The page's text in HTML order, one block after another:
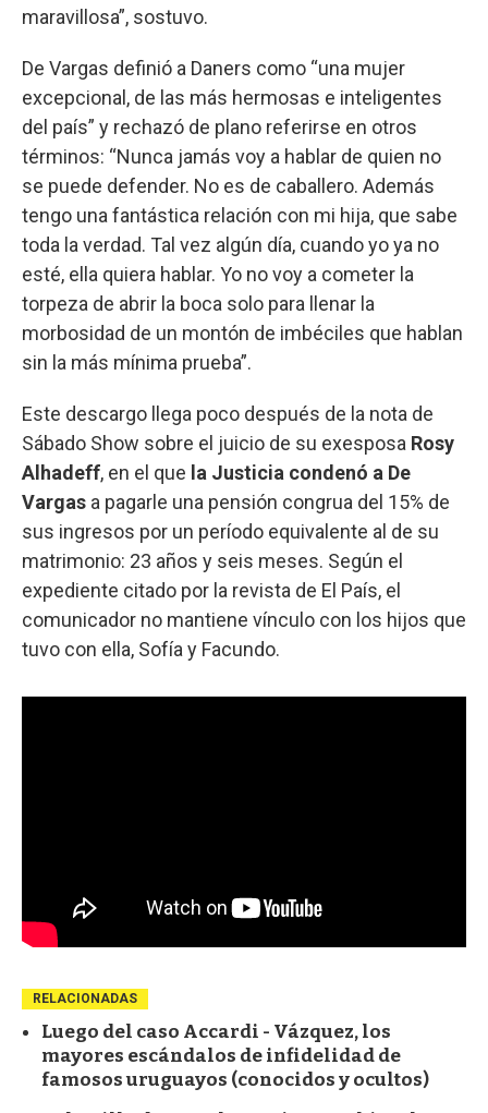
maravillosa”, sostuvo.
De Vargas definió a Daners como “una mujer
excepcional, de las más hermosas e inteligentes
del país” y rechazó de plano referirse en otros
términos: “Nunca jamás voy a hablar de quien no
se puede defender. No es de caballero. Además
tengo una fantástica relación con mi hija, que sabe
toda la verdad. Tal vez algún día, cuando yo ya no
esté, ella quiera hablar. Yo no voy a cometer la
torpeza de abrir la boca solo para llenar la
morbosidad de un montón de imbéciles que hablan
sin la más mínima prueba”.
Este descargo llega poco después de la nota de
Sábado Show sobre el juicio de su exesposa Rosy
Alhadeff, en el que la Justicia condenó a De
Vargas a pagarle una pensión congrua del 15% de
sus ingresos por un período equivalente al de su
matrimonio: 23 años y seis meses. Según el
expediente citado por la revista de El País, el
comunicador no mantiene vínculo con los hijos que
tuvo con ella, Sofía y Facundo.
RELACIONADAS
Luego del caso Accardi - Vázquez, los
mayores escándalos de infidelidad de
famosos uruguayos (conocidos y ocultos)